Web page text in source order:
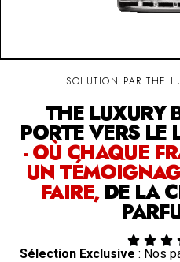
SOLUTION PAR THE
THE LUXURY
PORTE VERS LE
- OÙ CHAQUE
UN
FAIRE,DE LA
  
Sélection Exclusive : Nos